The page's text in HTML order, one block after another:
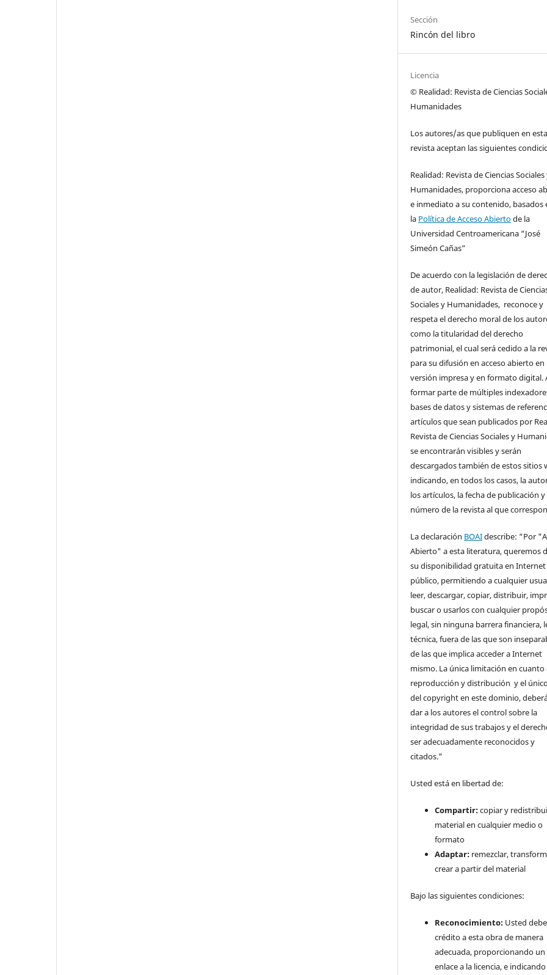
Sección
Rincón del libro
Licencia
© Realidad: Revista de Ciencias
Humanidades
Los autores/as que publiquen en
revista aceptan las siguientes
Realidad: Revista de Ciencias Sociales
Humanidades, proporciona acceso
e inmediato a su contenido, basados
la Política de Acceso Abiertode la
Universidad Centroamericana “José
Simeón Cañas”
De acuerdo con la legislación de
de autor, Realidad: Revista de
Sociales y Humanidades, reconoce y
respeta el derecho moral de los
como la titularidad del derecho
patrimonial, el cual será cedido a la
para su difusión en acceso abierto en
versión impresa y en formato digital.
formar parte de múltiples
bases de datos y sistemas de
artículos que sean publicados por
Revista de Ciencias Sociales y
se encontrarán visibles y serán
descargados también de estos sitios
indicando, en todos los casos, la
los artículos, la fecha de publicación y
número de la revista al que
La declaración BOAIdescribe: “Por
Abierto" a esta literatura, queremos
su disponibilidad gratuita en Internet
público, permitiendo a cualquier
leer, descargar, copiar, distribuir,
buscar o usarlos con cualquier
legal, sin ninguna barrera financiera,
técnica, fuera de las que son
de las que implica acceder a Internet
mismo. La única limitación en cuanto
reproducción y distribución y el
del copyright en este dominio,
dar a los autores el control sobre la
integridad de sus trabajos y el
ser adecuadamente reconocidos y
citados."
Usted está en libertad de:
Compartir:copiar y
material en cualquier medio o
formato
Adaptar: remezclar,
crear a partir del material
Bajo las siguientes condiciones:
Reconocimiento: Usted
crédito a esta obra de manera
adecuada, proporcionando un
enlace a la licencia, e indicando